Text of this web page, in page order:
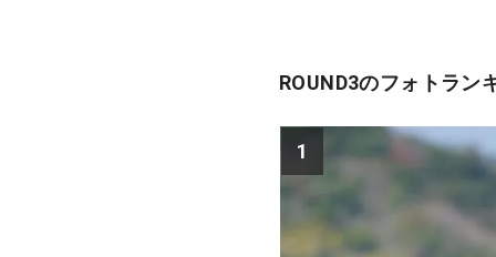
ROUND3のフォトラン
1